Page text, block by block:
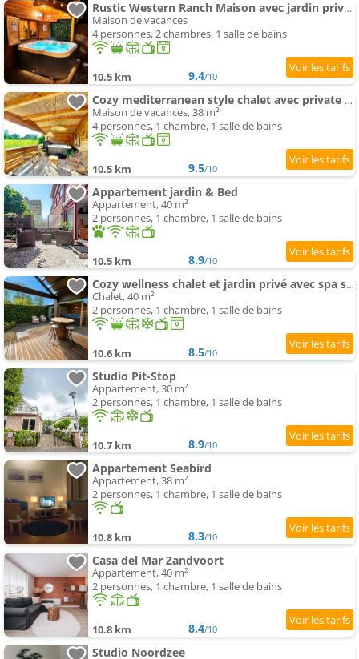
Rustic Western Ranch Maison avec jardin privé et spa between Amsterdam Haarlem et Schiphol Airpor
Maison de vacances
4 personnes, 2 chambres, 1 salle de bains
10.5 km 9.4/10
Cozy mediterranean style chalet avec private spa et jardin between Amsterdam Haarlem et Schiphol A
Maison de vacances, 38 m²
4 personnes, 1 chambre, 1 salle de bains
10.5 km 9.5/10
Appartement jardin & Bed
Appartement, 40 m²
2 personnes, 1 chambre, 1 salle de bains
10.5 km 8.9/10
Cozy wellness chalet et jardin privé avec spa sauna et outdoor bath between Amsterdam Haarlem an
Chalet, 40 m²
2 personnes, 1 chambre, 1 salle de bains
10.6 km 8.5/10
Studio Pit-Stop
Appartement, 30 m²
2 personnes, 1 chambre, 1 salle de bains
10.7 km 8.9/10
Appartement Seabird
Appartement, 38 m²
2 personnes, 1 chambre, 1 salle de bains
10.8 km 8.3/10
Casa del Mar Zandvoort
Appartement, 40 m²
2 personnes, 1 chambre, 1 salle de bains
10.8 km 8.4/10
Studio Noordzee